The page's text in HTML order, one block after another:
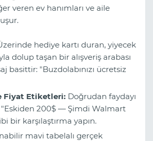
veren ev hanımları ve aile
hediye kartı duran, yiyecek
dolup taşan bir alışveriş arabası
basittir: "Buzdolabınızı ücretsiz
Fiyat Etiketleri: Doğrudan faydayı
200$ — Şimdi Walmart
bir karşılaştırma yapın.
mavi tabelalı gerçek